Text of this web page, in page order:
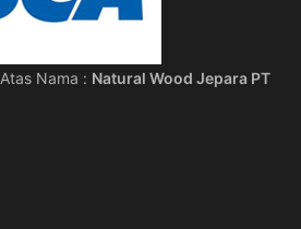
Atas Nama : Natural Wood Jepara PT